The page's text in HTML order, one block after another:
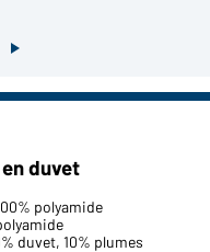
duvet
polyamide
duvet, 10% plumes